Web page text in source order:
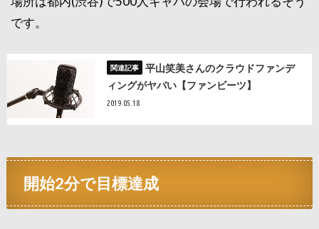
です。
平山笑美さんのクラウドファンデ
ィングがヤバい【ファンビーツ】
2019.05.18
開始2分で目標達成